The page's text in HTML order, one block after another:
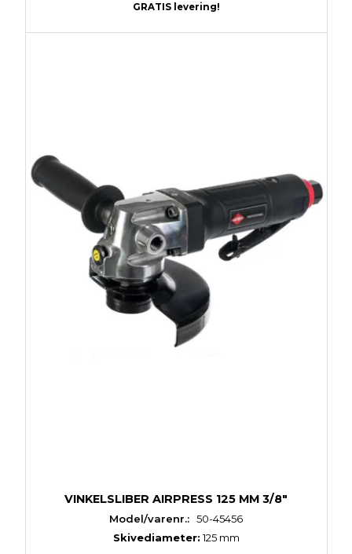
GRATIS levering!
VINKELSLIBER AIRPRESS 125 MM 3/8"
Model/varenr.: 50-45456
Skivediameter:125 mm